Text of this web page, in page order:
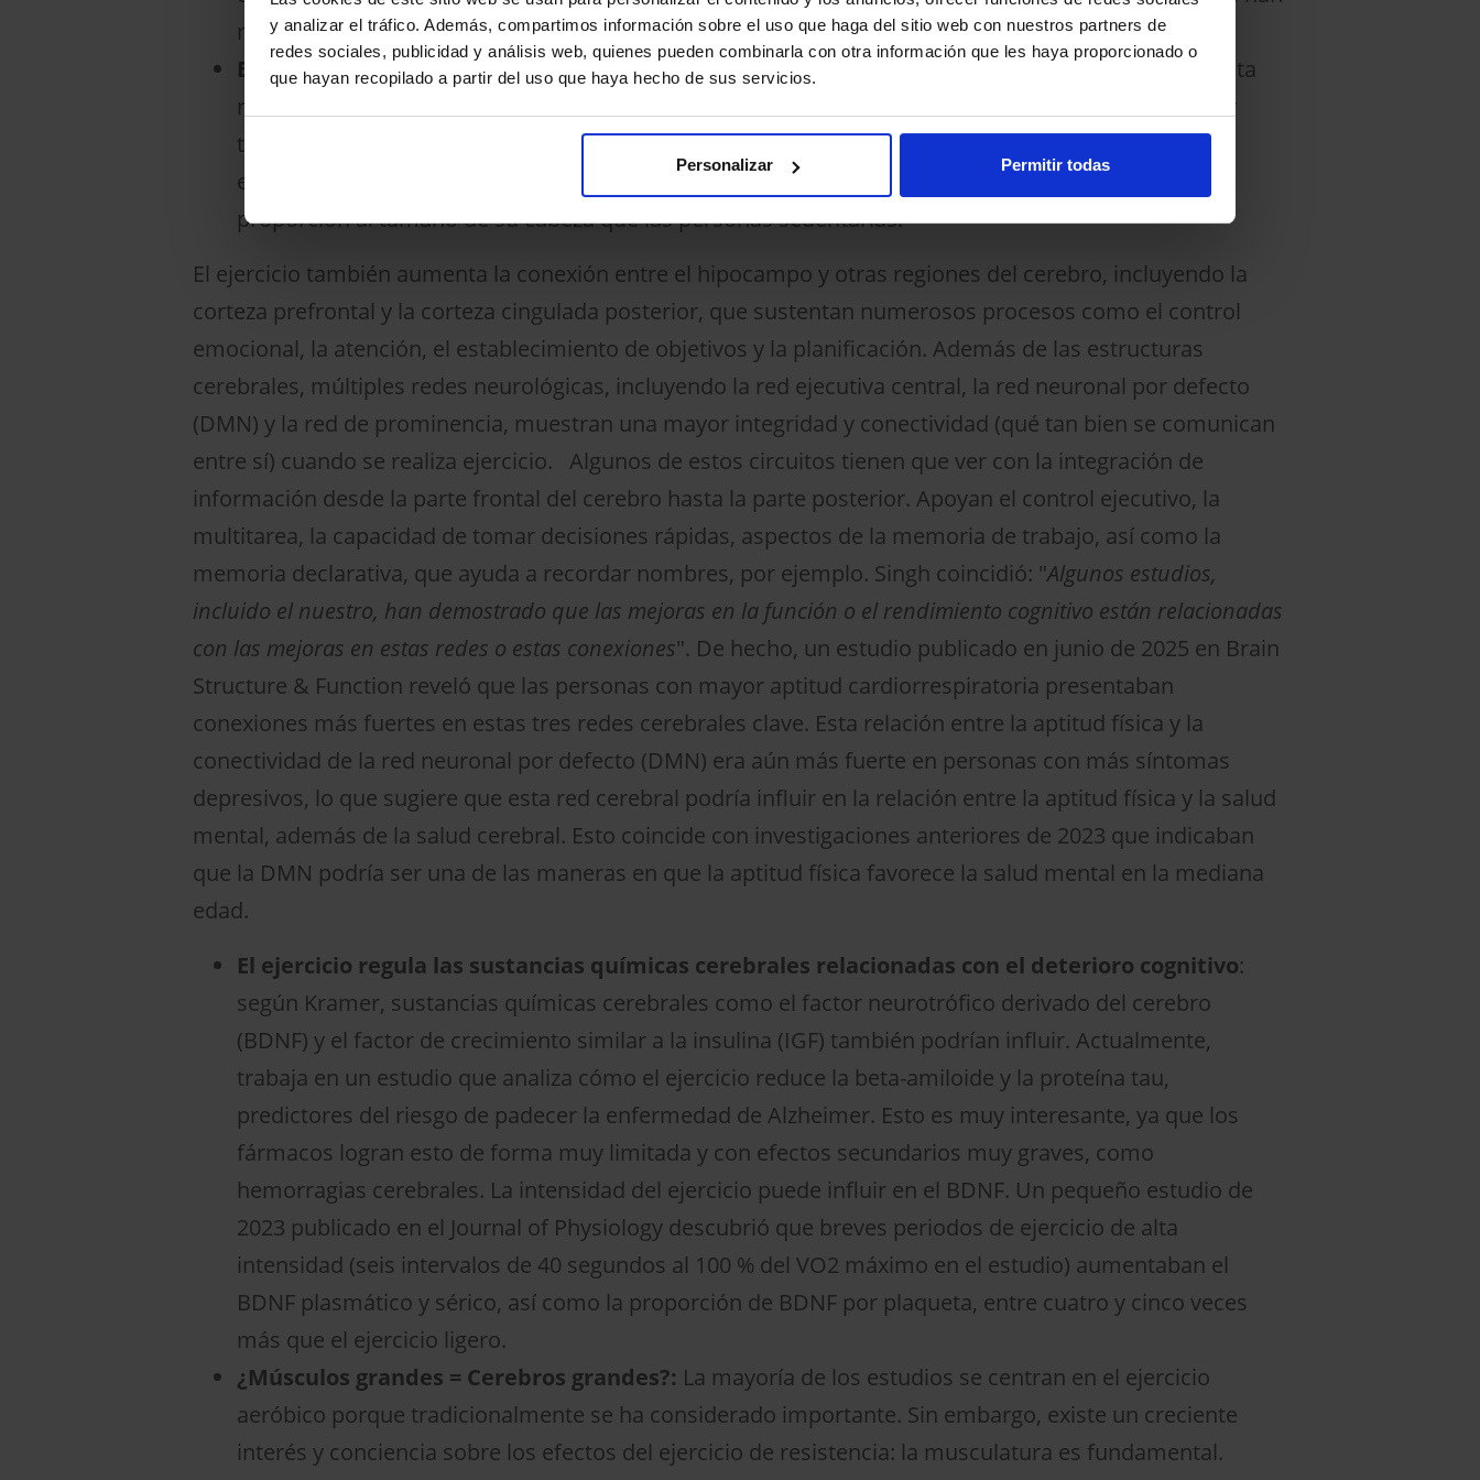
y analizar el tráfico. Además, compartimos información sobre el uso que haga del sitio web con nuestros partners de
redes sociales, publicidad y análisis web, quienes pueden combinarla con otra información que les haya proporcionado o
que hayan recopilado a partir del uso que haya hecho de sus servicios.
Personalizar Permitir todas
mostrado resultados similares.
El ejercicio y el hipocampo : Otros estudios se han centrado específicamente en el hipocampo. Esta
región, ubicada en lo profundo del cerebro, es responsable de la formación de nuevos recuerdos y
tiende a encogerse con la edad. Sin embargo, se ha demostrado que su volumen aumenta con el
ejercicio, y existen indicios de que las personas muy activas tienen cerebros más grandes en
proporción al tamaño de su cabeza que las personas sedentarias.
El ejercicio también aumenta la conexión entre el hipocampo y otras regiones del cerebro, incluyendo la
corteza prefrontal y la corteza cingulada posterior, que sustentan numerosos procesos como el control
emocional, la atención, el establecimiento de objetivos y la planificación. Además de las estructuras
cerebrales, múltiples redes neurológicas, incluyendo la red ejecutiva central, la red neuronal por defecto
(DMN) y la red de prominencia, muestran una mayor integridad y conectividad (qué tan bien se comunican
entre sí) cuando se realiza ejercicio. Algunos de estos circuitos tienen que ver con la integración de
información desde la parte frontal del cerebro hasta la parte posterior. Apoyan el control ejecutivo, la
multitarea, la capacidad de tomar decisiones rápidas, aspectos de la memoria de trabajo, así como la
memoria declarativa, que ayuda a recordar nombres, por ejemplo. Singh coincidió: "Algunos estudios,
incluido el nuestro, han demostrado que las mejoras en la función o el rendimiento cognitivo están relacionadas
con las mejoras en estas redes o estas conexiones". De hecho, un estudio publicado en junio de 2025 en Brain
Structure & Function reveló que las personas con mayor aptitud cardiorrespiratoria presentaban
conexiones más fuertes en estas tres redes cerebrales clave. Esta relación entre la aptitud física y la
conectividad de la red neuronal por defecto (DMN) era aún más fuerte en personas con más síntomas
depresivos, lo que sugiere que esta red cerebral podría influir en la relación entre la aptitud física y la salud
mental, además de la salud cerebral. Esto coincide con investigaciones anteriores de 2023 que indicaban
que la DMN podría ser una de las maneras en que la aptitud física favorece la salud mental en la mediana
edad.
El ejercicio regula las sustancias químicas cerebrales relacionadas con el deterioro cognitivo:
según Kramer, sustancias químicas cerebrales como el factor neurotrófico derivado del cerebro
(BDNF) y el factor de crecimiento similar a la insulina (IGF) también podrían influir. Actualmente,
trabaja en un estudio que analiza cómo el ejercicio reduce la beta-amiloide y la proteína tau,
predictores del riesgo de padecer la enfermedad de Alzheimer. Esto es muy interesante, ya que los
fármacos logran esto de forma muy limitada y con efectos secundarios muy graves, como
hemorragias cerebrales. La intensidad del ejercicio puede influir en el BDNF. Un pequeño estudio de
2023 publicado en el Journal of Physiology descubrió que breves periodos de ejercicio de alta
intensidad (seis intervalos de 40 segundos al 100 % del VO2 máximo en el estudio) aumentaban el
BDNF plasmático y sérico, así como la proporción de BDNF por plaqueta, entre cuatro y cinco veces
más que el ejercicio ligero.
¿Músculos grandes = Cerebros grandes?: La mayoría de los estudios se centran en el ejercicio
aeróbico porque tradicionalmente se ha considerado importante. Sin embargo, existe un creciente
interés y conciencia sobre los efectos del ejercicio de resistencia: la musculatura es fundamental.